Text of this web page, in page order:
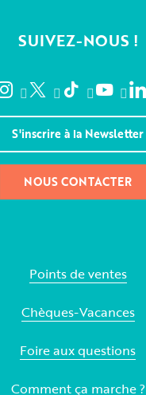
SUIVEZ-NOUS !
S'inscrire à la Newsletter
NOUS CONTACTER
Points de ventes
Chèques-Vacances
Foire aux questions
Comment ça marche ?